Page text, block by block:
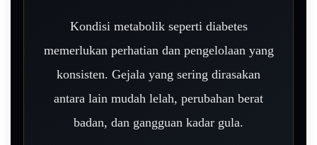
Kondisi metabolik seperti diabetes
memerlukan perhatian dan pengelolaan yang
konsisten. Gejala yang sering dirasakan
antara lain mudah lelah, perubahan berat
badan, dan gangguan kadar gula.